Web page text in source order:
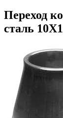
Переход
сталь